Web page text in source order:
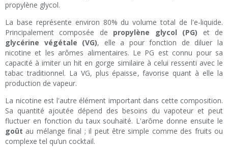
propylène glycol.
La base représente environ 80% du volume total de l'e-liquide.
Principalement composée de propylène glycol (PG) et de
glycérine végétale (VG), elle a pour fonction de diluer la
nicotine et les arômes alimentaires. Le PG est connu pour sa
capacité à imiter un hit en gorge similaire à celui ressenti avec le
tabac traditionnel. La VG, plus épaisse, favorise quant à elle la
production de vapeur.
La nicotine est l'autre élément important dans cette composition.
Sa quantité ajoutée dépend des besoins du vapoteur et peut
fluctuer en fonction du taux souhaité. L'arôme donne ensuite le
goût au mélange final ; il peut être simple comme des fruits ou
complexe tel qu’un cocktail.